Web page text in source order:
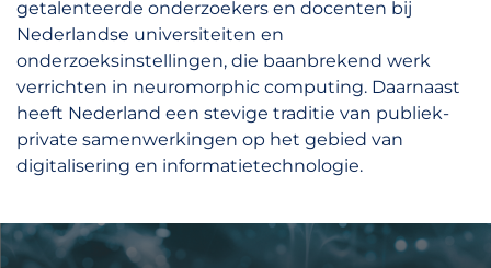
getalenteerde onderzoekers en docenten bij
Nederlandse universiteiten en
onderzoeksinstellingen, die baanbrekend werk
verrichten in neuromorphic computing. Daarnaast
heeft Nederland een stevige traditie van publiek-
private samenwerkingen op het gebied van
digitalisering en informatietechnologie.